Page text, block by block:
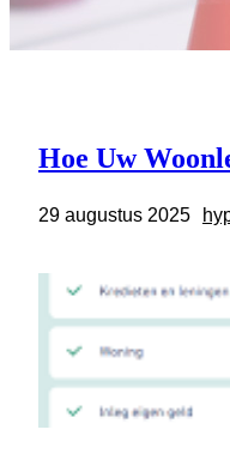
Hoe Uw
29 augustus 2025